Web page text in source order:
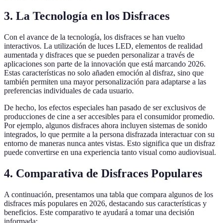
3. La Tecnología en los Disfraces
Con el avance de la tecnología, los disfraces se han vuelto
interactivos. La utilización de luces LED, elementos de realidad
aumentada y disfraces que se pueden personalizar a través de
aplicaciones son parte de la innovación que está marcando 2026.
Estas características no solo añaden emoción al disfraz, sino que
también permiten una mayor personalización para adaptarse a las
preferencias individuales de cada usuario.
De hecho, los efectos especiales han pasado de ser exclusivos de
producciones de cine a ser accesibles para el consumidor promedio.
Por ejemplo, algunos disfraces ahora incluyen sistemas de sonido
integrados, lo que permite a la persona disfrazada interactuar con su
entorno de maneras nunca antes vistas. Esto significa que un disfraz
puede convertirse en una experiencia tanto visual como audiovisual.
4. Comparativa de Disfraces Populares
A continuación, presentamos una tabla que compara algunos de los
disfraces más populares en 2026, destacando sus características y
beneficios. Este comparativo te ayudará a tomar una decisión
informada: